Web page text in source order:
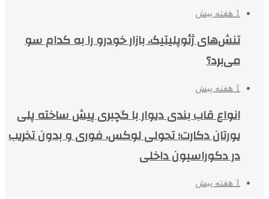
1 هفته پیش
تنش‌های ژئوپلیتیک، بازار خودرو را به کدام سو
می‌برد؟
1 هفته پیش
انواع قاب بندی دیوار با گچبری پیش ساخته پلی
یورتان دکارت؛ تحولی لوکس، فوری و بدون تخریب
در دکوراسیون داخلی
1 هفته پیش